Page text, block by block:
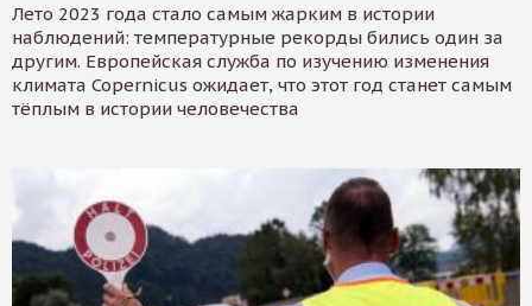
Лето 2023 года стало самым жарким в истории
наблюдений: температурные рекорды бились один за
другим. Европейская служба по изучению изменения
климата Copernicus ожидает, что этот год станет самым
тёплым в истории человечества